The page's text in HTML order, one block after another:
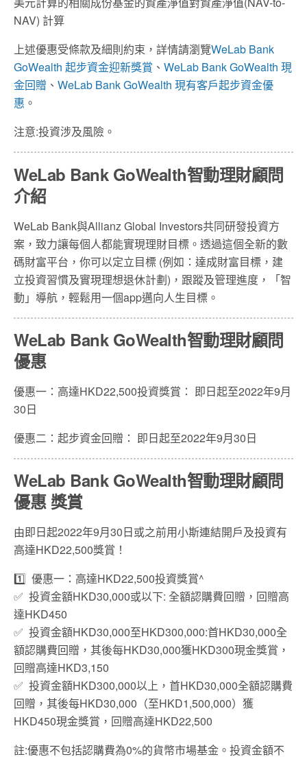
NAV) 計算
上述優惠受條款及細則約束，詳情請瀏覽WeLab Bank
GoWealth 起步資金迎新獎賞 、 WeLab Bank GoWealth 現
金回贈 、 WeLab Bank GoWealth 現有客戶起步資金優
惠 。
注意:投資涉及風險。
WeLab Bank GoWealth智動理財顧問
介紹
WeLab Bank與Allianz Global Investors共同研發投資方
案，致力讓每個人都能實現理財目標。透過這個全新的數
碼財富平台，你可以定立目標 (例如：達成財富目標，建
立投資習慣及實現理想退休計劃) ，跟蹤及管理進度，「智
動」導航，輕鬆用一個app邁向人生目標。
WeLab Bank GoWealth智動理財顧問
優惠
優惠一：高達HKD22,500投資獎賞： 即日起至2022年9月
30日
優惠二：起步資金回贈： 即日起至2022年9月30日
WeLab Bank GoWealth智動理財顧問
優惠 獎賞
由即日起2022年9月30日或之前用小斯連結開戶及投資有
高達HKD22,500獎賞！
1️⃣ 優惠一：高達HKD22,500投資獎賞^
✅ 投資金額HKD30,000或以下: 全額認購費回贈，回贈高
達HKD450
✅ 投資金額HKD30,000至HKD300,000:首HKD30,000全
額認購費回贈，其後每HKD30,000獲HKD300現金獎賞，
回贈高達HKD3,150
✅ 投資金額HKD300,000以上，首HKD30,000全額認購費
回贈，其後每HKD30,000（至HKD1,500,000）獲
HKD450現金獎賞，回贈高達HKD22,500
註:優惠不包括認購費為0%的貨幣市場基金。投資金額不